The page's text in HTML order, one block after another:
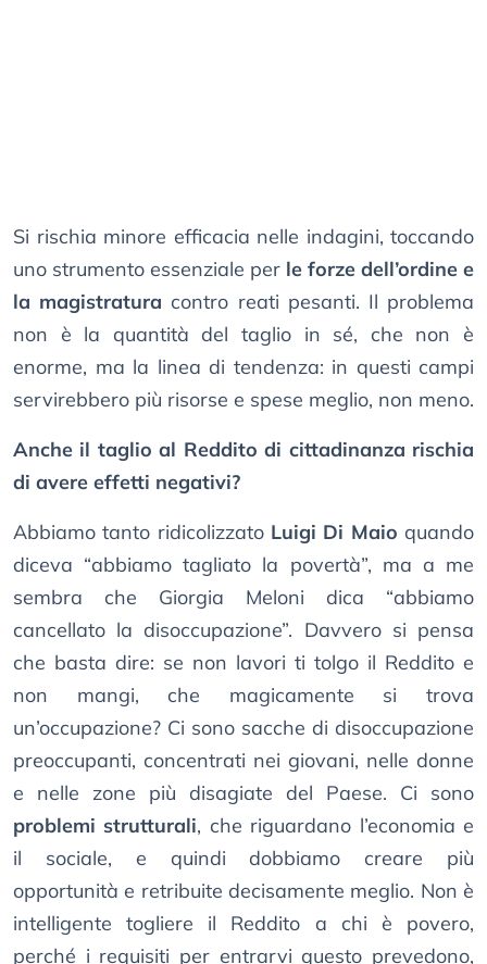
Si rischia minore efficacia nelle indagini, toccando
uno strumento essenziale per le forze dell’ordine e
la magistratura contro reati pesanti. Il problema
non è la quantità del taglio in sé, che non è
enorme, ma la linea di tendenza: in questi campi
servirebbero più risorse e spese meglio, non meno.
Anche il taglio al Reddito di cittadinanza rischia
di avere effetti negativi?
Abbiamo tanto ridicolizzato Luigi Di Maio quando
diceva “abbiamo tagliato la povertà”, ma a me
sembra che Giorgia Meloni dica “abbiamo
cancellato la disoccupazione”. Davvero si pensa
che basta dire: se non lavori ti tolgo il Reddito e
non mangi, che magicamente si trova
un’occupazione? Ci sono sacche di disoccupazione
preoccupanti, concentrati nei giovani, nelle donne
e nelle zone più disagiate del Paese. Ci sono
problemi strutturali, che riguardano l’economia e
il sociale, e quindi dobbiamo creare più
opportunità e retribuite decisamente meglio. Non è
intelligente togliere il Reddito a chi è povero,
perché i requisiti per entrarvi questo prevedono,